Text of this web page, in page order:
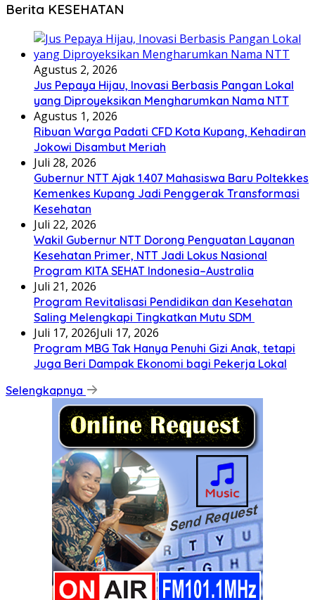
Berita KESEHATAN
Agustus 2, 2026
Jus Pepaya Hijau, Inovasi Berbasis Pangan Lokal
yang Diproyeksikan Mengharumkan Nama NTT
Agustus 1, 2026
Ribuan Warga Padati CFD Kota Kupang, Kehadiran
Jokowi Disambut Meriah
Juli 28, 2026
Gubernur NTT Ajak 1.407 Mahasiswa Baru Poltekkes
Kemenkes Kupang Jadi Penggerak Transformasi
Kesehatan
Juli 22, 2026
Wakil Gubernur NTT Dorong Penguatan Layanan
Kesehatan Primer, NTT Jadi Lokus Nasional
Program KITA SEHAT Indonesia–Australia
Juli 21, 2026
Program Revitalisasi Pendidikan dan Kesehatan
Saling Melengkapi Tingkatkan Mutu SDM
Juli 17, 2026Juli 17, 2026
Program MBG Tak Hanya Penuhi Gizi Anak, tetapi
Juga Beri Dampak Ekonomi bagi Pekerja Lokal
Selengkapnya